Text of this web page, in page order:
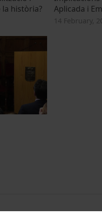
història?
Aplicada i
14 February,